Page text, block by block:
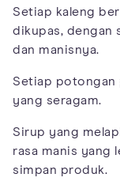
Setiap kaleng
dikupas, dengan
dan manisnya.
Setiap potongan
yang seragam.
Sirup yang
rasa manis yang
simpan produk.